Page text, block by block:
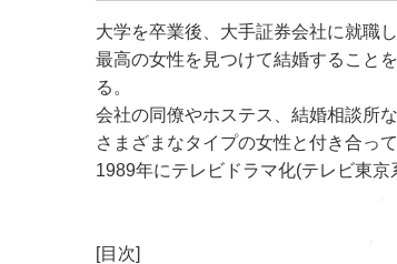
大学を卒業後、大手証券会社に就職
最高の女性を見つけて結婚すること
る。
会社の同僚やホステス、結婚相談所
さまざまなタイプの女性と付き合っ
1989年にテレビドラマ化(テレビ東京
[目次]